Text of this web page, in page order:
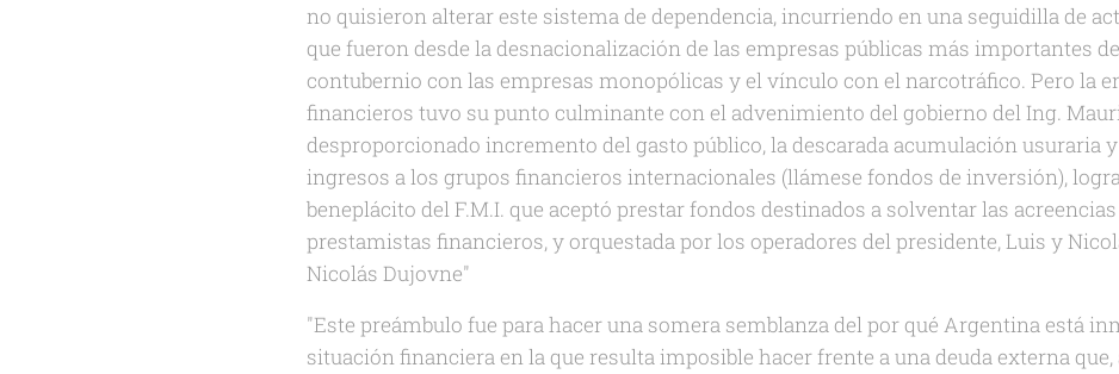
no quisieron alterar este sistema de dependencia, incurriendo en una seguidilla de
que fueron desde la desnacionalización de las empresas públicas más importantes
contubernio con las empresas monopólicas y el vínculo con el narcotráfico. Pero la
financieros tuvo su punto culminante con el advenimiento del gobierno del Ing.
desproporcionado incremento del gasto público, la descarada acumulación usuraria
ingresos a los grupos financieros internacionales (llámese fondos de inversión),
beneplácito del F.M.I. que aceptó prestar fondos destinados a solventar las
prestamistas financieros, y orquestada por los operadores del presidente, Luis y
Nicolás Dujovne"
"Este preámbulo fue para hacer una somera semblanza del por qué Argentina está
situación financiera en la que resulta imposible hacer frente a una deuda externa